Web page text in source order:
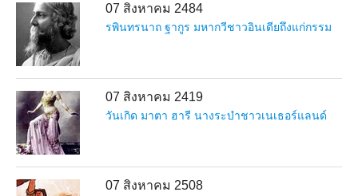
07 สิงหาคม 2484
รพินทรนาถ ฐากูร มหากวีชาวอินเดียถึงแก่กรรม
07 สิงหาคม 2419
วันเกิด มาตา ฮารี นางระบำชาวเนเธอร์แลนด์
07 สิงหาคม 2508